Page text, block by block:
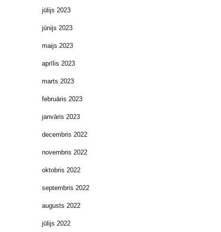
jūlijs 2023
jūnijs 2023
maijs 2023
aprīlis 2023
marts 2023
februāris 2023
janvāris 2023
decembris 2022
novembris 2022
oktobris 2022
septembris 2022
augusts 2022
jūlijs 2022